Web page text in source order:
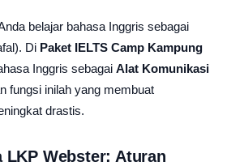
belajar bahasa Inggris sebagai
Di Paket IELTS Camp Kampung
Inggris sebagai Alat Komunikasi
fungsi inilah yang membuat
drastis.
LKP Webster: Aturan